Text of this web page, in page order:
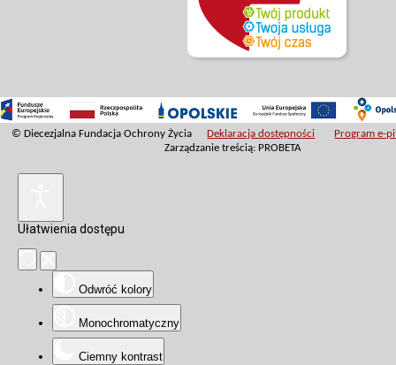
© Diecezjalna Fundacja Ochrony Życia Deklaracja dostępności
Program e-
Zarządzanie treścią: PROBETA
Ułatwienia dostępu
Odwróć kolory
Monochromatyczny
Ciemny kontrast